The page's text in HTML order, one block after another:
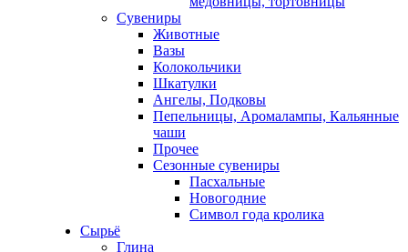
Сувениры
Животные
Вазы
Колокольчики
Шкатулки
Ангелы, Подковы
Пепельницы, Аромалампы, Кальянные
чаши
Прочее
Сезонные сувениры
Пасхальные
Новогодние
Символ года кролика
Сырьё
Глина